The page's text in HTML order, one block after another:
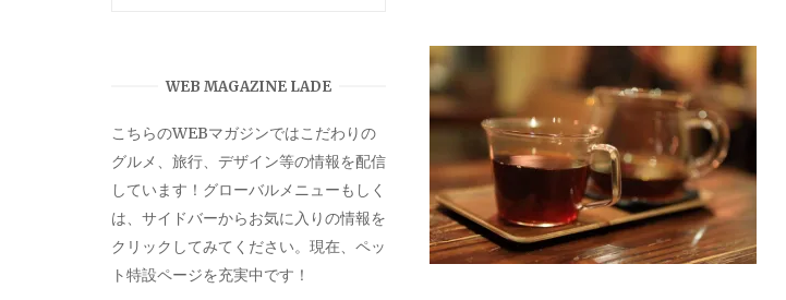
WEB MAGAZINE LADE
こちらのWEBマガジンではこだわりの
グルメ、旅行、デザイン等の情報を配信
しています！グローバルメニューもしく
は、サイドバーからお気に入りの情報を
クリックしてみてください。現在、ペッ
ト特設ページを充実中です！